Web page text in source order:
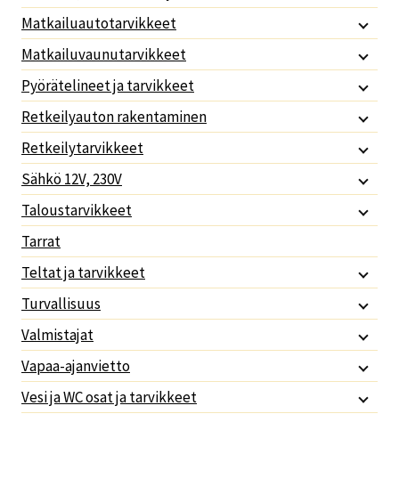
Matkailuautotarvikkeet
Matkailuvaunutarvikkeet
Pyörätelineet ja tarvikkeet
Retkeilyauton rakentaminen
Retkeilytarvikkeet
Sähkö 12V, 230V
Taloustarvikkeet
Tarrat
Teltat ja tarvikkeet
Turvallisuus
Valmistajat
Vapaa-ajanvietto
Vesi ja WC osat ja tarvikkeet